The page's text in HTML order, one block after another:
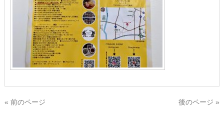
« 前のページ 後のページ »